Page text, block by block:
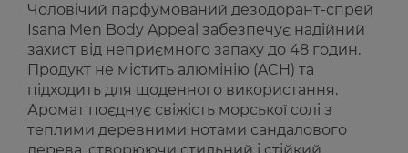
Чоловічий парфумований дезодорант-спрей
Isana Men Body Appeal забезпечує надійний
захист від неприємного запаху до 48 годин.
Продукт не містить алюмінію (ACH) та
підходить для щоденного використання.
Аромат поєднує свіжість морської солі з
теплими деревними нотами сандалового